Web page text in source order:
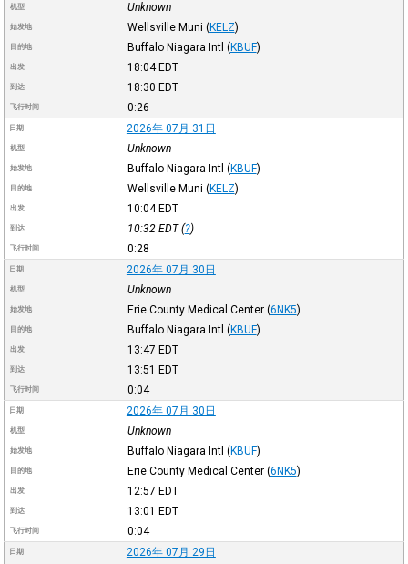
机型 Unknown
始发地 Wellsville Muni (KELZ)
目的地 Buffalo Niagara Intl (KBUF)
出发 18:04EDT
到达 18:30 EDT
飞行时间 0:26
日期 2026年 07月 31日
机型 Unknown
始发地 Buffalo Niagara Intl (KBUF)
目的地 Wellsville Muni (KELZ)
出发 10:04EDT
到达 10:32 EDT(?)
飞行时间 0:28
日期 2026年 07月 30日
机型 Unknown
始发地 Erie County Medical Center (6NK5)
目的地 Buffalo Niagara Intl (KBUF)
出发 13:47 EDT
到达 13:51 EDT
飞行时间 0:04
日期 2026年 07月 30日
机型 Unknown
始发地 Buffalo Niagara Intl (KBUF)
目的地 Erie County Medical Center (6NK5)
出发 12:57 EDT
到达 13:01 EDT
飞行时间 0:04
日期 2026年 07月 29日